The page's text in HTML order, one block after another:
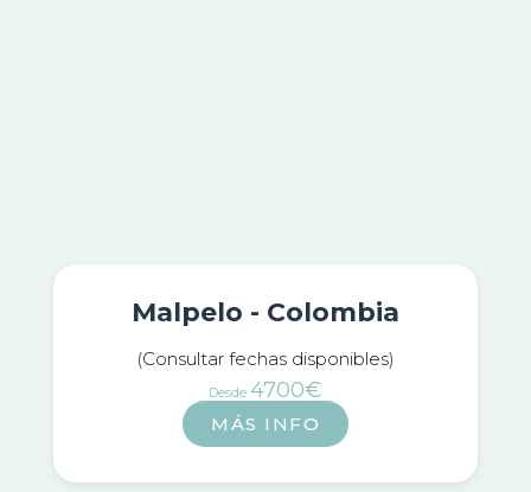
Malpelo - Colombia
(Consultar fechas disponibles)
Desde 4700€
MÁS INFO